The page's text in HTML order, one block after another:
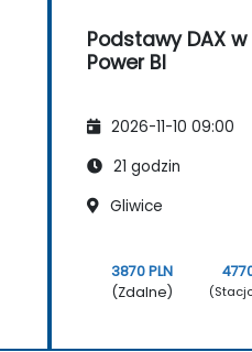
Podstawy DAX w
Power BI
2026-11-10 09:00
21 godzin
Gliwice
3870 PLN
(Zdalne)